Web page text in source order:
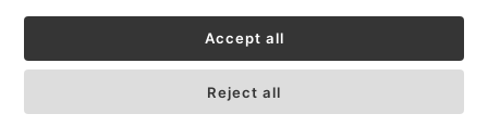
Accept all
Reject all